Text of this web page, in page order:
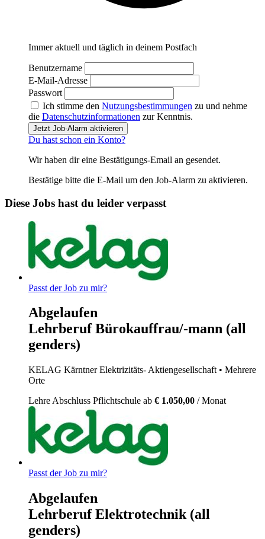
Immer aktuell und täglich in deinem Postfach
Benutzername
E-Mail-Adresse
Passwort
Ich stimme den Nutzungsbestimmungen zu und nehme
die Datenschutzinformationen zur Kenntnis.
Jetzt Job-Alarm aktivieren
Du hast schon ein Konto?
Wir haben dir eine Bestätigungs-Email an gesendet.
Bestätige bitte die E-Mail um den Job-Alarm zu aktivieren.
Diese Jobs hast du leider verpasst
Passt der Job zu mir?
Abgelaufen
Lehrberuf Bürokauffrau/-mann (all
genders)
KELAG Kärntner Elektrizitäts- Aktiengesellschaft • Mehrere
Orte
Lehre Abschluss Pflichtschule ab € 1.050,00 / Monat
Passt der Job zu mir?
Abgelaufen
Lehrberuf Elektrotechnik (all
genders)